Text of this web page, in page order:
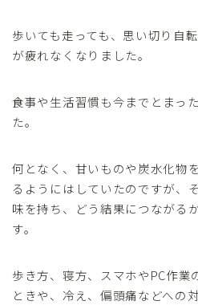
歩いても走っても、思い切り自
が疲れなくなりました。
食事や生活習慣も今までとまっ
た。
何となく、甘いものや炭水化物
るようにはしていたのですが、
味を持ち、どう結果につながる
す。
歩き方、寝方、スマホやPC作業
ときや、冷え、偏頭痛などへの